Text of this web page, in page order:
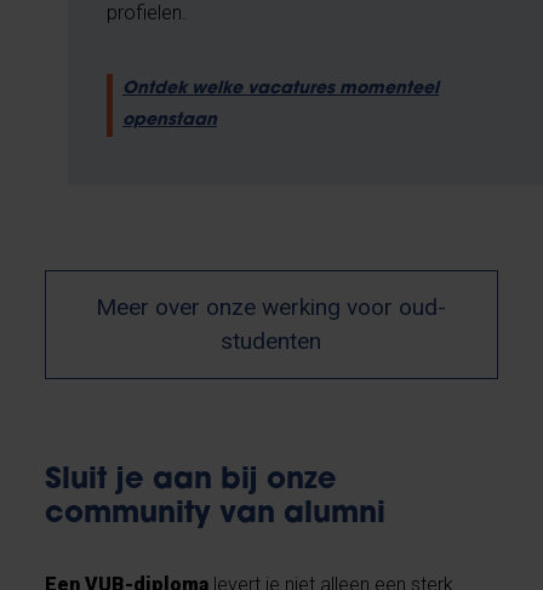
profielen.
Ontdek welke vacatures momenteel
openstaan
Meer over onze werking voor oud-
studenten
Sluit je aan bij onze
community van alumni
Een VUB-diploma levert je niet alleen een sterk